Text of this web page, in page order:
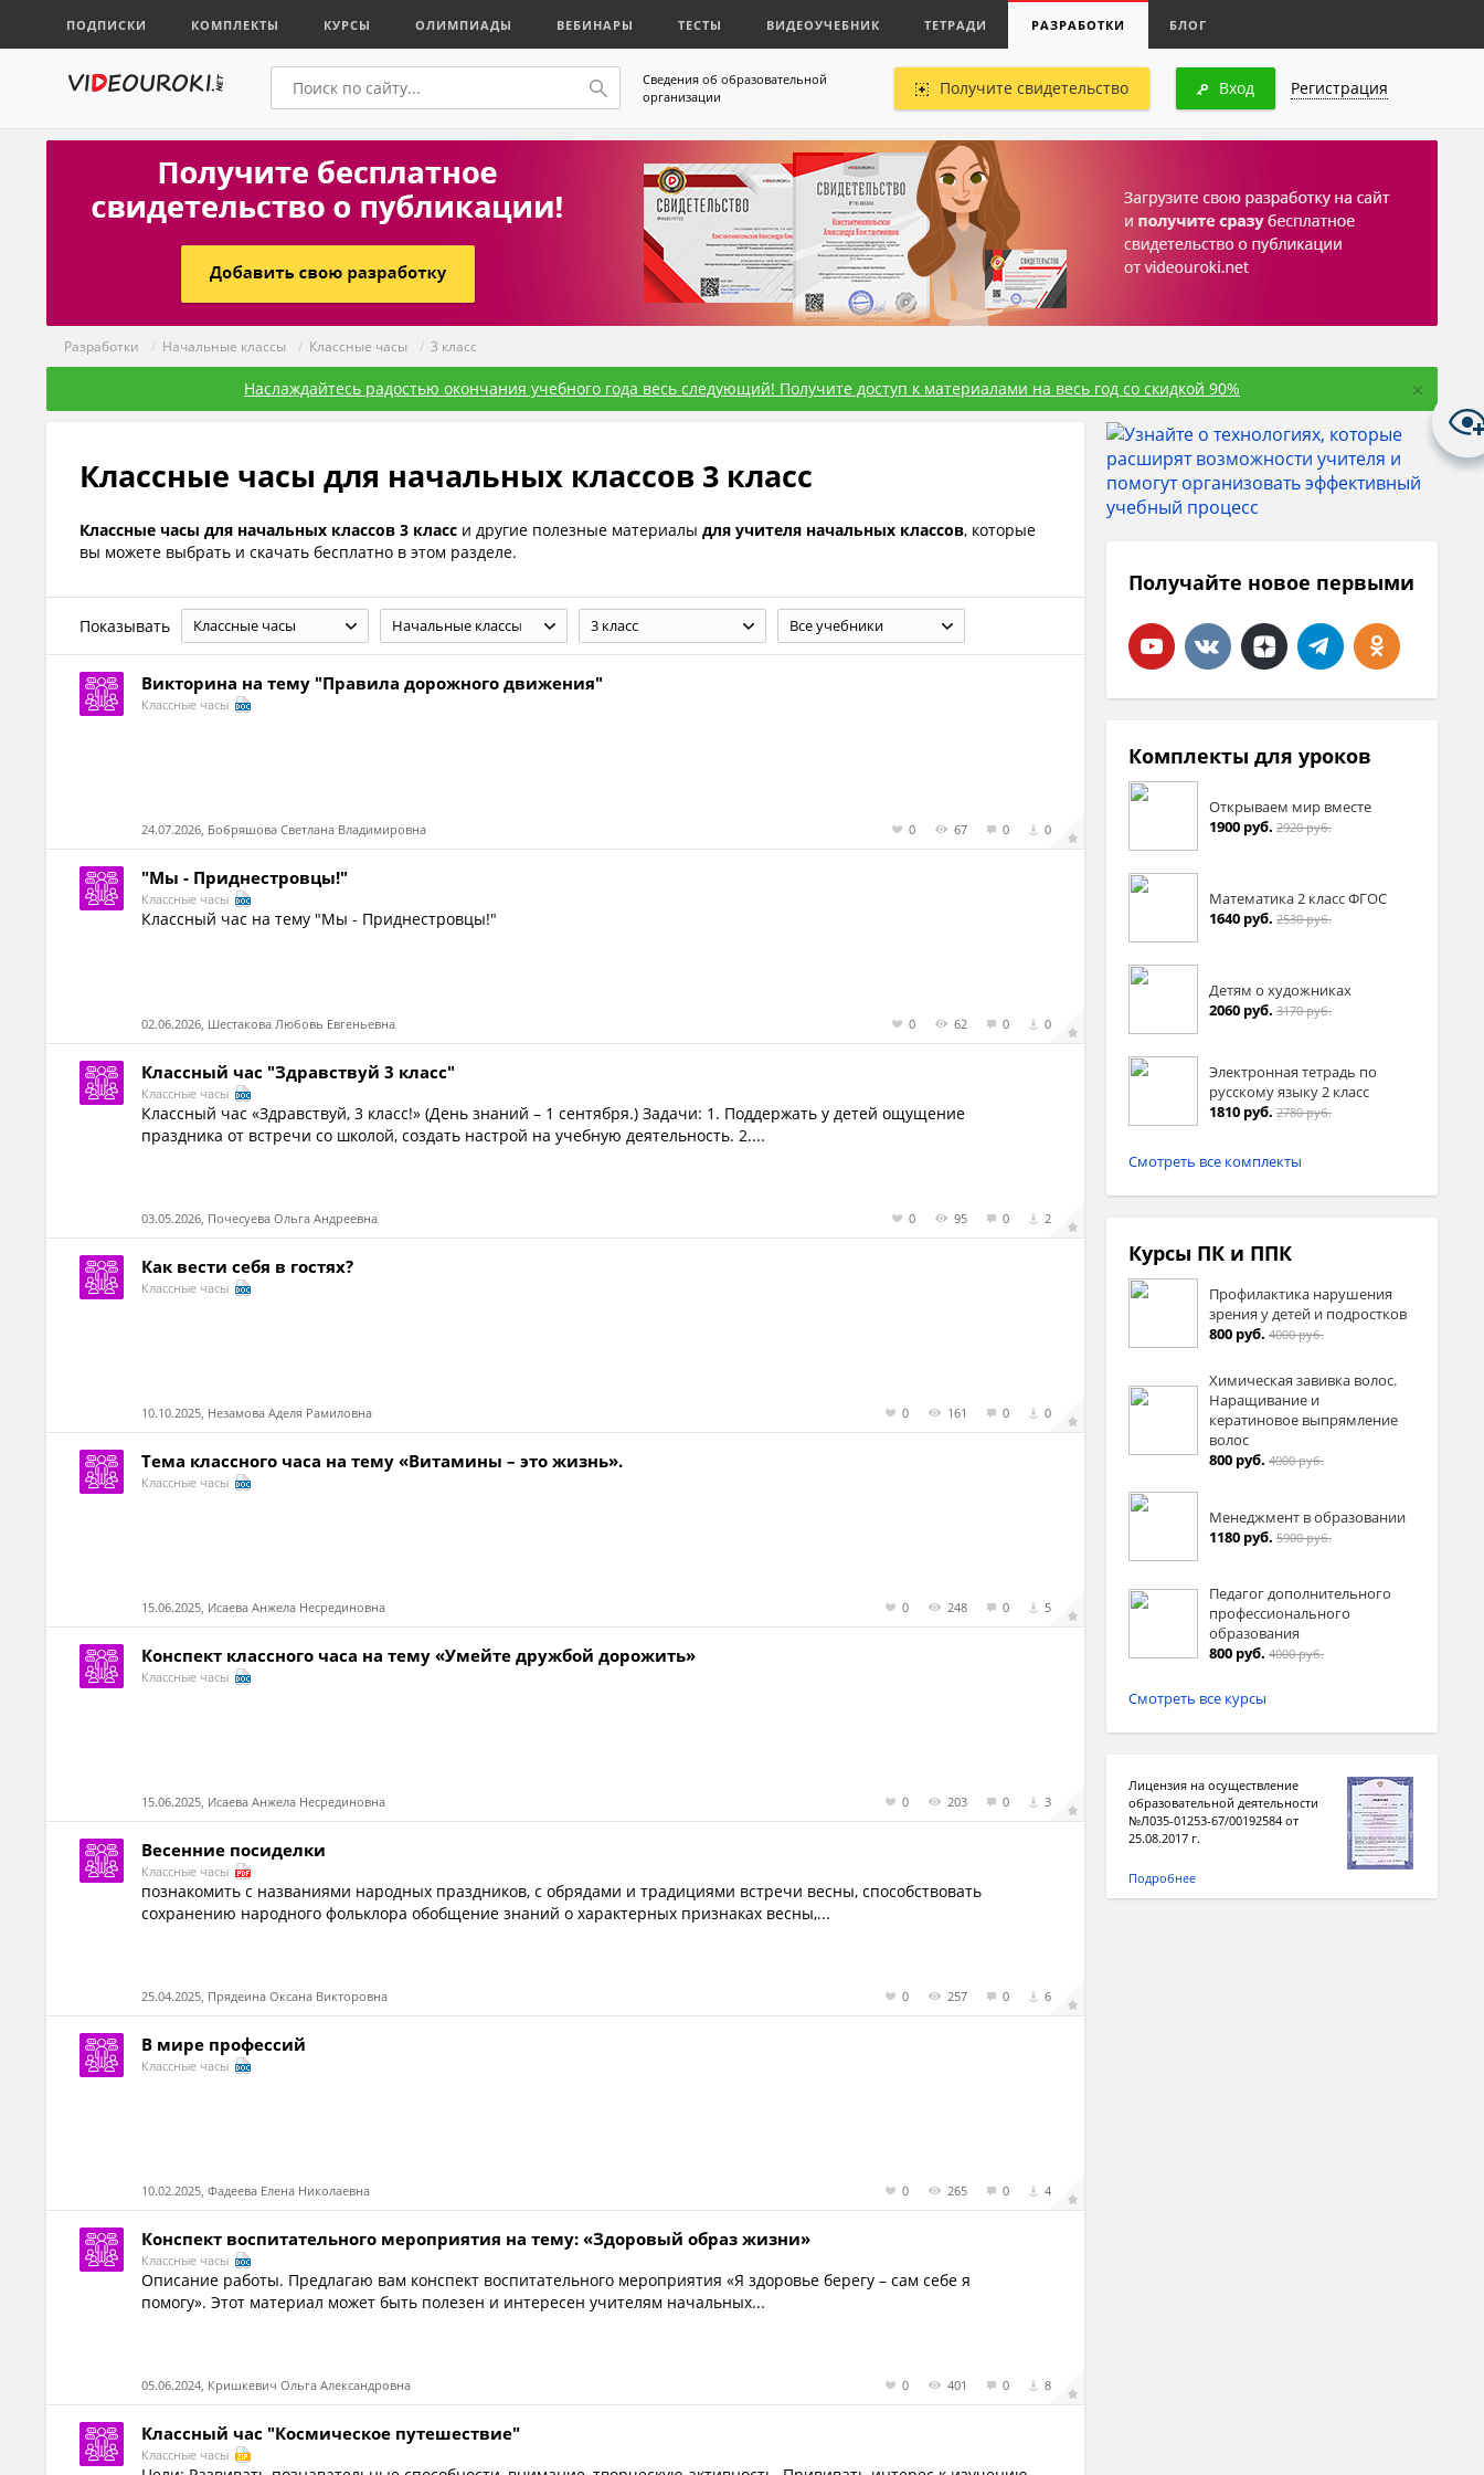
ПОДПИСКИ КОМПЛЕКТЫ КУРСЫ ОЛИМПИАДЫ ВЕБИНАРЫ ТЕСТЫ ВИДЕОУЧЕБНИК ТЕТРАДИ РАЗРАБОТКИ БЛОГ
Сведения об образовательной
организации
Получите свидетельство Вход Регистрация
Разработки / Начальные классы / Классные часы / 3 класс
Наслаждайтесь радостью окончания учебного года весь следующий! Получите доступ к материалами на весь год со скидкой 90% ×
Классные часы для начальных классов 3 класс
Классные часы для начальных классов 3 класс и другие полезные материалы для учителя начальных классов, которые
вы можете выбрать и скачать бесплатно в этом разделе.
Показывать Классные часы Начальные классы 3 класс Все учебники
Викторина на тему "Правила дорожного движения"
Классные часы
24.07.2026, Бобряшова Светлана Владимировна 0 67 0 0
"Мы - Приднестровцы!"
Классные часы
Классный час на тему "Мы - Приднестровцы!"
02.06.2026, Шестакова Любовь Евгеньевна 0 62 0 0
Классный час "Здравствуй 3 класс"
Классные часы
Классный час «Здравствуй, 3 класс!» (День знаний – 1 сентября.) Задачи: 1. Поддержать у детей ощущение
праздника от встречи со школой, создать настрой на учебную деятельность. 2....
03.05.2026, Почесуева Ольга Андреевна 0 95 0 2
Как вести себя в гостях?
Классные часы
10.10.2025, Незамова Аделя Рамиловна 0 161 0 0
Тема классного часа на тему «Витамины – это жизнь».
Классные часы
15.06.2025, Исаева Анжела Несрединовна 0 248 0 5
Конспект классного часа на тему «Умейте дружбой дорожить»
Классные часы
15.06.2025, Исаева Анжела Несрединовна 0 203 0 3
Весенние посиделки
Классные часы
познакомить с названиями народных праздников, с обрядами и традициями встречи весны, способствовать
сохранению народного фольклора обобщение знаний о характерных признаках весны,...
25.04.2025, Прядеина Оксана Викторовна 0 257 0 6
В мире профессий
Классные часы
10.02.2025, Фадеева Елена Николаевна 0 265 0 4
Конспект воспитательного мероприятия на тему: «Здоровый образ жизни»
Классные часы
Описание работы. Предлагаю вам конспект воспитательного мероприятия «Я здоровье берегу – сам себе я
помогу». Этот материал может быть полезен и интересен учителям начальных...
05.06.2024, Кришкевич Ольга Александровна 0 401 0 8
Классный час "Космическое путешествие"
Классные часы
Получайте новое первыми
Комплекты для уроков
Открываем мир вместе
1900 руб. 2920 руб.
Математика 2 класс ФГОС
1640 руб. 2530 руб.
Детям о художниках
2060 руб. 3170 руб.
Электронная тетрадь по
русскому языку 2 класс
1810 руб. 2780 руб.
Смотреть все комплекты
Курсы ПК и ППК
Профилактика нарушения
зрения у детей и подростков
800 руб. 4000 руб.
Химическая завивка волос.
Наращивание и
кератиновое выпрямление
волос
800 руб. 4000 руб.
Менеджмент в образовании
1180 руб. 5900 руб.
Педагог дополнительного
профессионального
образования
800 руб. 4000 руб.
Смотреть все курсы
Лицензия на осуществление
образовательной деятельности
№Л035-01253-67/00192584 от
25.08.2017 г.
Подробнее